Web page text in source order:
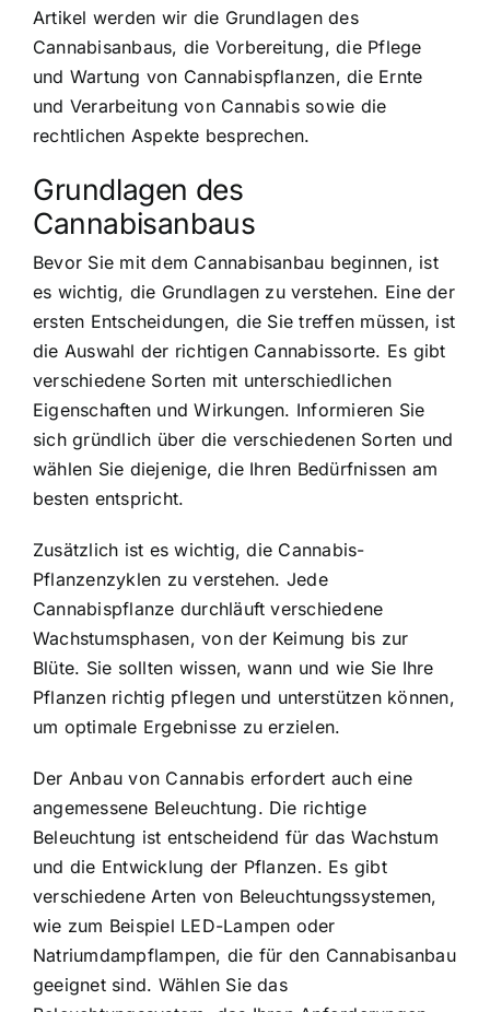
Artikel werden wir die Grundlagen des
Cannabisanbaus, die Vorbereitung, die Pflege
und Wartung von Cannabispflanzen, die Ernte
und Verarbeitung von Cannabis sowie die
rechtlichen Aspekte besprechen.
Grundlagen des
Cannabisanbaus
Bevor Sie mit dem Cannabisanbau beginnen, ist
es wichtig, die Grundlagen zu verstehen. Eine der
ersten Entscheidungen, die Sie treffen müssen, ist
die Auswahl der richtigen Cannabissorte. Es gibt
verschiedene Sorten mit unterschiedlichen
Eigenschaften und Wirkungen. Informieren Sie
sich gründlich über die verschiedenen Sorten und
wählen Sie diejenige, die Ihren Bedürfnissen am
besten entspricht.
Zusätzlich ist es wichtig, die Cannabis-
Pflanzenzyklen zu verstehen. Jede
Cannabispflanze durchläuft verschiedene
Wachstumsphasen, von der Keimung bis zur
Blüte. Sie sollten wissen, wann und wie Sie Ihre
Pflanzen richtig pflegen und unterstützen können,
um optimale Ergebnisse zu erzielen.
Der Anbau von Cannabis erfordert auch eine
angemessene Beleuchtung. Die richtige
Beleuchtung ist entscheidend für das Wachstum
und die Entwicklung der Pflanzen. Es gibt
verschiedene Arten von Beleuchtungssystemen,
wie zum Beispiel LED-Lampen oder
Natriumdampflampen, die für den Cannabisanbau
geeignet sind. Wählen Sie das